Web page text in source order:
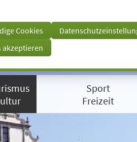
Cookies
akzeptieren
Sport
Freizeit